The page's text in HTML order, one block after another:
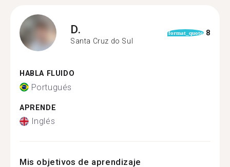
D.
Santa Cruz do Sul
format_quote 8
HABLA FLUIDO
Portugués
APRENDE
Inglés
Mis objetivos de aprendizaje